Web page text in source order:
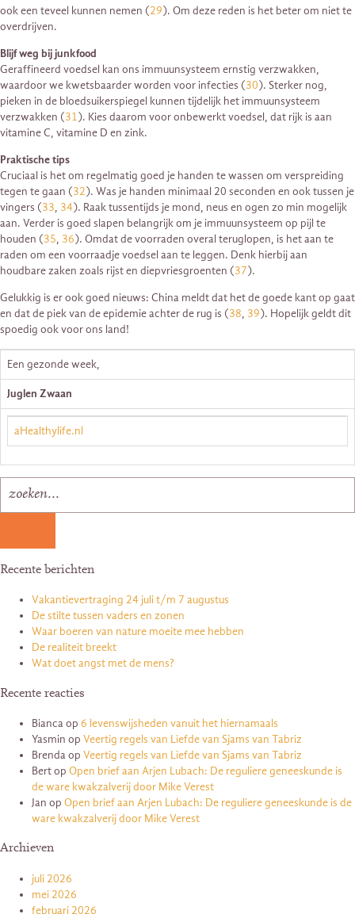
ook een teveel kunnen nemen (29). Om deze reden is het beter om niet te
overdrijven.
Blijf weg bij junkfood
Geraffineerd voedsel kan ons immuunsysteem ernstig verzwakken,
waardoor we kwetsbaarder worden voor infecties (30). Sterker nog,
pieken in de bloedsuikerspiegel kunnen tijdelijk het immuunsysteem
verzwakken (31). Kies daarom voor onbewerkt voedsel, dat rijk is aan
vitamine C, vitamine D en zink.
Praktische tips
Cruciaal is het om regelmatig goed je handen te wassen om verspreiding
tegen te gaan (32). Was je handen minimaal 20 seconden en ook tussen je
vingers (33, 34). Raak tussentijds je mond, neus en ogen zo min mogelijk
aan. Verder is goed slapen belangrijk om je immuunsysteem op pijl te
houden (35, 36). Omdat de voorraden overal teruglopen, is het aan te
raden om een voorraadje voedsel aan te leggen. Denk hierbij aan
houdbare zaken zoals rijst en diepvriesgroenten (37).
Gelukkig is er ook goed nieuws: China meldt dat het de goede kant op gaat
en dat de piek van de epidemie achter de rug is (38, 39). Hopelijk geldt dit
spoedig ook voor ons land!
Een gezonde week,
Juglen Zwaan
aHealthylife.nl
Recente berichten
Vakantievertraging 24 juli t/m 7 augustus
De stilte tussen vaders en zonen
Waar boeren van nature moeite mee hebben
De realiteit breekt
Wat doet angst met de mens?
Recente reacties
Biancaop 6 levenswijsheden vanuit het hiernamaals
Yasmin op Veertig regels van Liefde van Sjams van Tabriz
Brendaop Veertig regels van Liefde van Sjams van Tabriz
Bertop Open brief aan Arjen Lubach: De reguliere geneeskunde is
de ware kwakzalverij door Mike Verest
Jan op Open brief aan Arjen Lubach: De reguliere geneeskunde is de
ware kwakzalverij door Mike Verest
Archieven
juli 2026
mei 2026
februari 2026